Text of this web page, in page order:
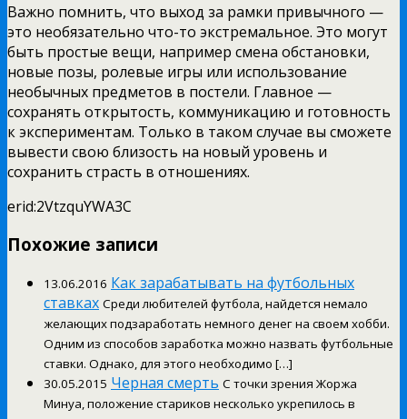
Важно помнить, что выход за рамки привычного —
это необязательно что-то экстремальное. Это могут
быть простые вещи, например смена обстановки,
новые позы, ролевые игры или использование
необычных предметов в постели. Главное —
сохранять открытость, коммуникацию и готовность
к экспериментам. Только в таком случае вы сможете
вывести свою близость на новый уровень и
сохранить страсть в отношениях.
erid:2VtzquYWA3C
Похожие записи
13.06.2016 Как зарабатывать на футбольных
ставках Среди любителей футбола, найдется немало
желающих подзаработать немного денег на своем хобби.
Одним из способов заработка можно назвать футбольные
ставки. Однако, для этого необходимо […]
30.05.2015 Черная смерть С точки зрения Жоржа
Минуа, положение стариков несколько укрепилось в